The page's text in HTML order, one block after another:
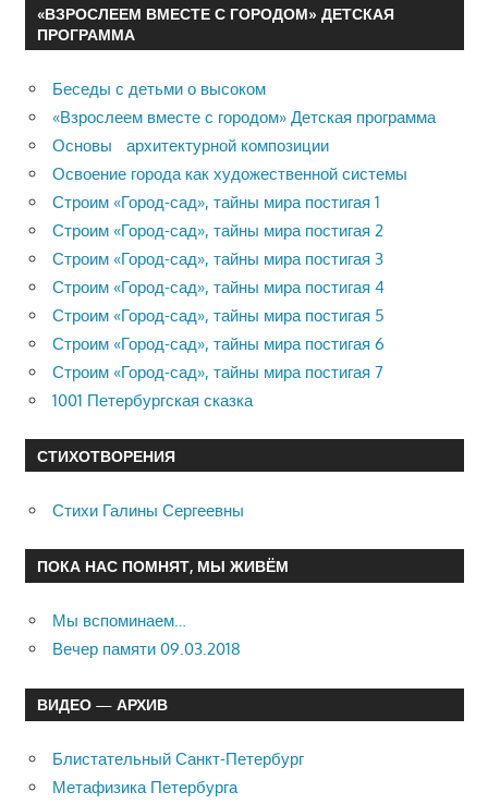
«ВЗРОСЛЕЕМ ВМЕСТЕ С ГОРОДОМ» ДЕТСКАЯ
ПРОГРАММА
Беседы с детьми о высоком
«Взрослеем вместе с городом» Детская программа
Основы архитектурной композиции
Освоение города как художественной системы
Строим «Город-сад», тайны мира постигая 1
Строим «Город-сад», тайны мира постигая 2
Строим «Город-сад», тайны мира постигая 3
Строим «Город-сад», тайны мира постигая 4
Строим «Город-сад», тайны мира постигая 5
Строим «Город-сад», тайны мира постигая 6
Строим «Город-сад», тайны мира постигая 7
1001 Петербургская сказка
СТИХОТВОРЕНИЯ
Стихи Галины Сергеевны
ПОКА НАС ПОМНЯТ, МЫ ЖИВЁМ
Мы вспоминаем…
Вечер памяти 09.03.2018
ВИДЕО — АРХИВ
Блистательный Санкт-Петербург
Метафизика Петербурга